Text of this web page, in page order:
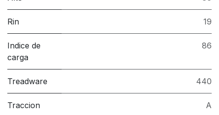
Rin 19
Indice de
carga
86
Treadware 440
Traccion A